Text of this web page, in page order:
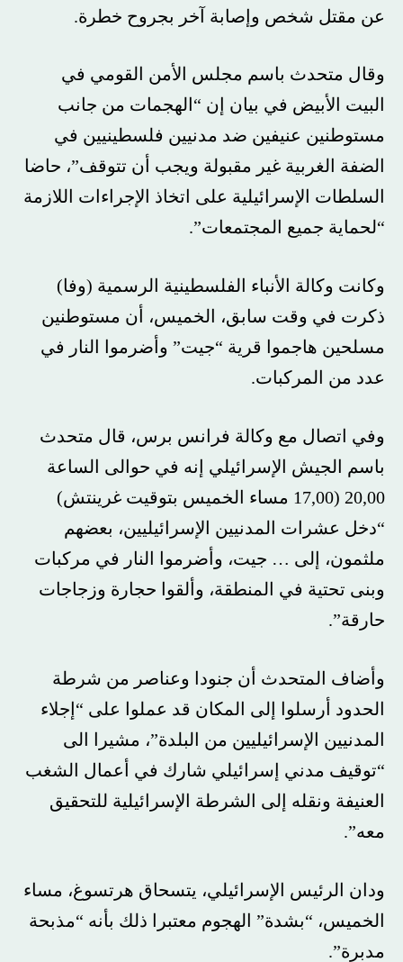
عن مقتل شخص وإصابة آخر بجروح خطرة.
وقال متحدث باسم مجلس الأمن القومي في
البيت الأبيض في بيان إن “الهجمات من جانب
مستوطنين عنيفين ضد مدنيين فلسطينيين في
الضفة الغربية غير مقبولة ويجب أن تتوقف”، حاضا
السلطات الإسرائيلية على اتخاذ الإجراءات اللازمة
“لحماية جميع المجتمعات”.
وكانت وكالة الأنباء الفلسطينية الرسمية (وفا)
ذكرت في وقت سابق، الخميس، أن مستوطنين
مسلحين هاجموا قرية “جيت” وأضرموا النار في
عدد من المركبات.
وفي اتصال مع وكالة فرانس برس، قال متحدث
باسم الجيش الإسرائيلي إنه في حوالى الساعة
20,00 (17,00 مساء الخميس بتوقيت غرينتش)
“دخل عشرات المدنيين الإسرائيليين، بعضهم
ملثمون، إلى … جيت، وأضرموا النار في مركبات
وبنى تحتية في المنطقة، وألقوا حجارة وزجاجات
حارقة”.
وأضاف المتحدث أن جنودا وعناصر من شرطة
الحدود أرسلوا إلى المكان قد عملوا على “إجلاء
المدنيين الإسرائيليين من البلدة”، مشيرا الى
“توقيف مدني إسرائيلي شارك في أعمال الشغب
العنيفة ونقله إلى الشرطة الإسرائيلية للتحقيق
معه”.
ودان الرئيس الإسرائيلي، يتسحاق هرتسوغ، مساء
الخميس، “بشدة” الهجوم معتبرا ذلك بأنه “مذبحة
مدبرة”.